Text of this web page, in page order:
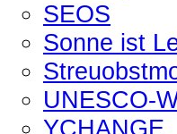
SEOS
Sonne ist
UNESCO-
YCHANGE